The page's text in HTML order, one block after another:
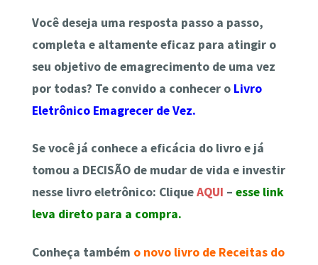
Você deseja uma resposta passo a passo,
completa e altamenteeficaz para atingir o
seu objetivo de emagrecimento de uma vez
por todas? Te convido a conhecer o Livro
Eletrônico Emagrecer de Vez.
Se você já conhece a eficácia do livro e já
tomou a DECISÃO de mudar de vida e investir
nesse livro eletrônico: CliqueAQUI – esse link
leva direto para a compra.
Conheça também o novo livro de Receitas do